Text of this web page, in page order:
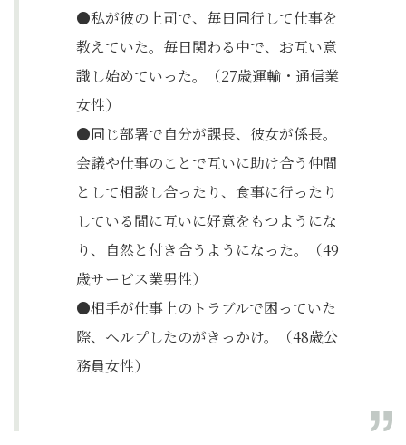
●私が彼の上司で、毎日同行して仕事を
教えていた。毎日関わる中で、お互い意
識し始めていった。（27歳運輸・通信業
女性）
●同じ部署で自分が課長、彼女が係長。
会議や仕事のことで互いに助け合う仲間
として相談し合ったり、食事に行ったり
している間に互いに好意をもつようにな
り、自然と付き合うようになった。（49
歳サービス業男性）
●相手が仕事上のトラブルで困っていた
際、ヘルプしたのがきっかけ。（48歳公
務員女性）